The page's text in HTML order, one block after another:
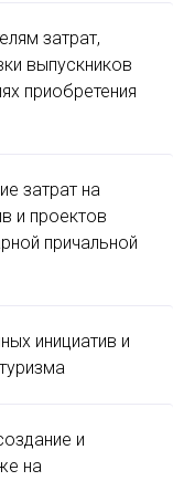
затрат,
выпускников
приобретения
затрат на
и проектов
причальной
инициатив и
и
на